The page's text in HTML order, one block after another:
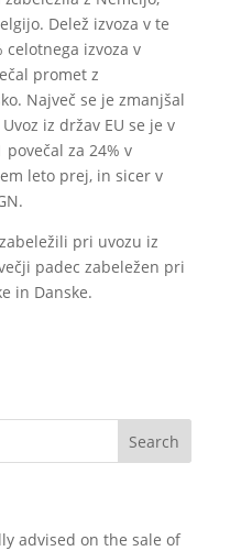
Delež izvoza v te
izvoza v
promet z
Največ se je zmanjšal
iz držav EU se je v
za 24% v
leto prej, in sicer v
pri uvozu iz
padec zabeležen pri
in Danske.
advised on the sale of